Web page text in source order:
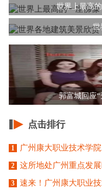
世界上最高
世
郭富城回应
点击排行
1 广州康大职业技术学
2 这所地处广州重点发
3 速来！广州康大职业